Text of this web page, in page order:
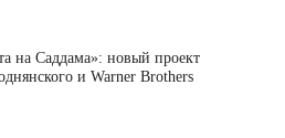
на Саддама»: новый проект
и Warner Brothers